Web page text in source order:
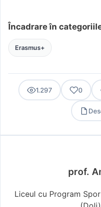
Încadrare în
Erasmus+
1.297 0
prof.
Liceul cu Program